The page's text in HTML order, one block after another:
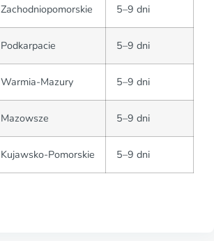
Zachodniopomorskie 5–9 dni
Podkarpacie 5–9 dni
Warmia-Mazury 5–9 dni
Mazowsze 5–9 dni
Kujawsko-Pomorskie 5–9 dni